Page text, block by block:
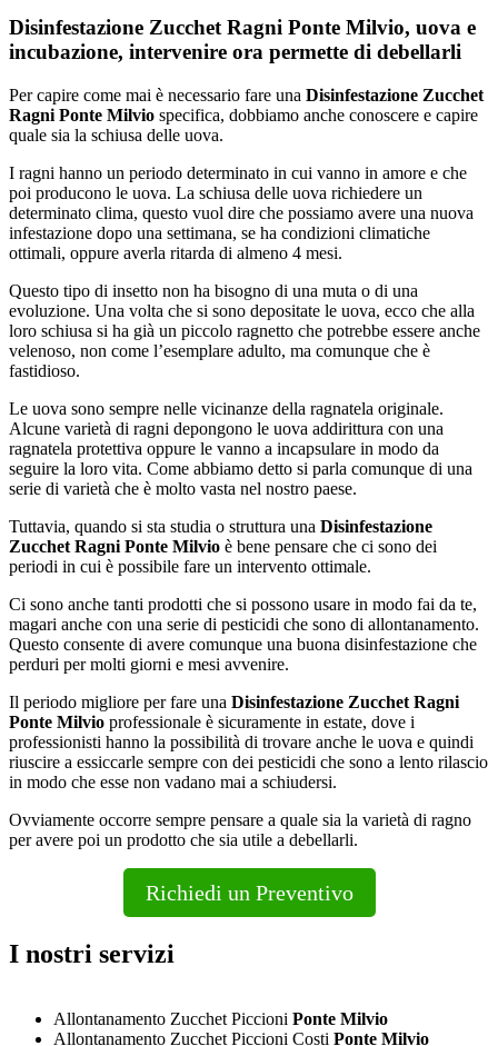
Disinfestazione Zucchet Ragni Ponte Milvio, uova e
incubazione, intervenire ora permette di debellarli
Per capire come mai è necessario fare una Disinfestazione Zucchet
Ragni Ponte Milvio specifica, dobbiamo anche conoscere e capire
quale sia la schiusa delle uova.
I ragni hanno un periodo determinato in cui vanno in amore e che
poi producono le uova. La schiusa delle uova richiedere un
determinato clima, questo vuol dire che possiamo avere una nuova
infestazione dopo una settimana, se ha condizioni climatiche
ottimali, oppure averla ritarda di almeno 4 mesi.
Questo tipo di insetto non ha bisogno di una muta o di una
evoluzione. Una volta che si sono depositate le uova, ecco che alla
loro schiusa si ha già un piccolo ragnetto che potrebbe essere anche
velenoso, non come l’esemplare adulto, ma comunque che è
fastidioso.
Le uova sono sempre nelle vicinanze della ragnatela originale.
Alcune varietà di ragni depongono le uova addirittura con una
ragnatela protettiva oppure le vanno a incapsulare in modo da
seguire la loro vita. Come abbiamo detto si parla comunque di una
serie di varietà che è molto vasta nel nostro paese.
Tuttavia, quando si sta studia o struttura una Disinfestazione
Zucchet Ragni Ponte Milvio è bene pensare che ci sono dei
periodi in cui è possibile fare un intervento ottimale.
Ci sono anche tanti prodotti che si possono usare in modo fai da te,
magari anche con una serie di pesticidi che sono di allontanamento.
Questo consente di avere comunque una buona disinfestazione che
perduri per molti giorni e mesi avvenire.
Il periodo migliore per fare una Disinfestazione Zucchet Ragni
Ponte Milvio professionale è sicuramente in estate, dove i
professionisti hanno la possibilità di trovare anche le uova e quindi
riuscire a essiccarle sempre con dei pesticidi che sono a lento rilascio
in modo che esse non vadano mai a schiudersi.
Ovviamente occorre sempre pensare a quale sia la varietà di ragno
per avere poi un prodotto che sia utile a debellarli.
Richiedi un Preventivo
I nostri servizi
Allontanamento Zucchet Piccioni Ponte Milvio
Allontanamento Zucchet Piccioni Costi Ponte Milvio